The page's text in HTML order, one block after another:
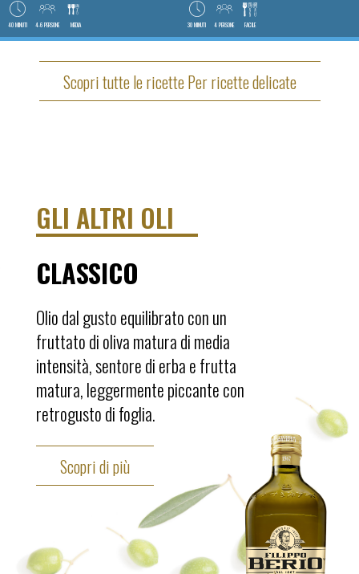
40 MINUTI 4-6 PERSONE MEDIA 30 MINUTI 4 PERSONE FACILE
Scopri tutte le ricette Per ricette delicate
GLI ALTRI OLI
CLASSICO
Olio dal gusto equilibrato con un
fruttato di oliva matura di media
intensità, sentore di erba e frutta
matura, leggermente piccante con
retrogusto di foglia.
Scopri di più